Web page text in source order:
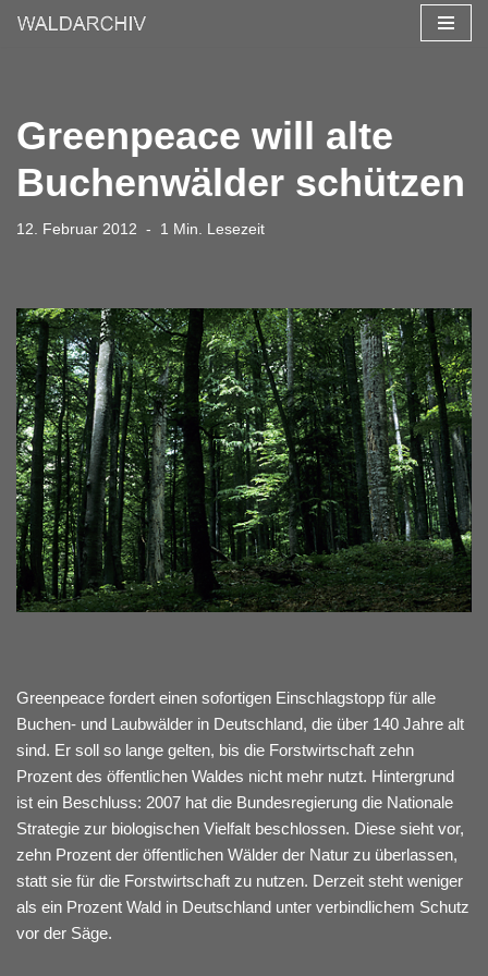
Greenpeace will alte
Buchenwälder schützen
12. Februar 2012 1 Min. Lesezeit
Greenpeace fordert einen sofortigen Einschlagstopp für alle
Buchen- und Laubwälder in Deutschland, die über 140 Jahre alt
sind. Er soll so lange gelten, bis die Forstwirtschaft zehn
Prozent des öffentlichen Waldes nicht mehr nutzt. Hintergrund
ist ein Beschluss: 2007 hat die Bundesregierung die Nationale
Strategie zur biologischen Vielfalt beschlossen. Diese sieht vor,
zehn Prozent der öffentlichen Wälder der Natur zu überlassen,
statt sie für die Forstwirtschaft zu nutzen. Derzeit steht weniger
als ein Prozent Wald in Deutschland unter verbindlichem Schutz
vor der Säge.